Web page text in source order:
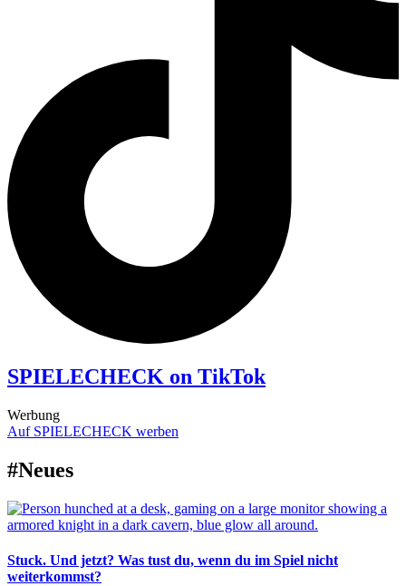
SPIELECHECK on TikTok
Werbung
Auf SPIELECHECK werben
#Neues
Stuck. Und jetzt? Was tust du, wenn du im Spiel nicht
weiterkommst?